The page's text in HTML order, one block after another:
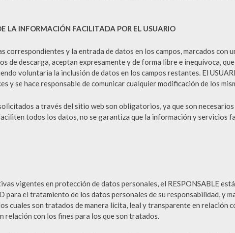
LA INFORMACIÓN FACILITADA POR EL USUARIO
correspondientes y la entrada de datos en los campos, marcados con
descarga, aceptan expresamente y de forma libre e inequívoca,
voluntaria la inclusión de datos en los campos restantes. El
y se hace responsable de comunicar cualquier modificación de los
a través del sitio web son obligatorios, ya que son
todos los datos, no se garantiza que la información y servicios
vigentes en protección de datos personales, el RESPONSABLE
para el tratamiento de los datos personales de su responsabilidad, y
cuales son tratados de manera lícita, leal y transparente en relación
relación con los fines para los que son tratados.